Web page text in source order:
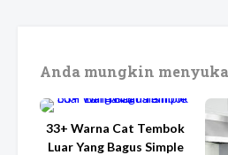
Anda mungkin
33+ Warna Cat Tembok
Luar Yang Bagus Simple